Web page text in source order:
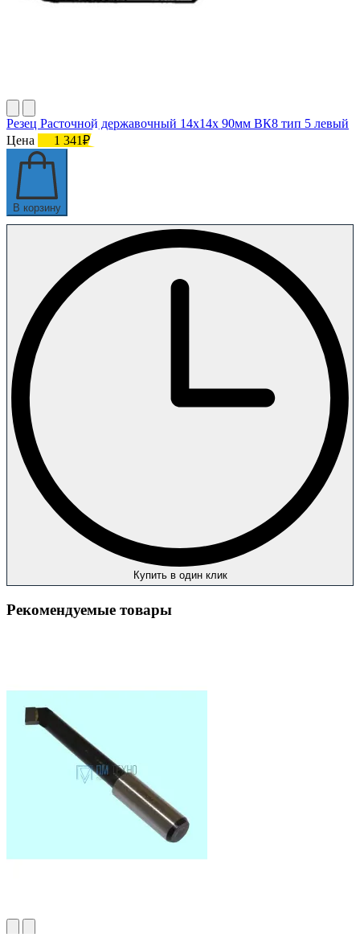
Резец Расточной державочный 14х14х 90мм ВК8 тип 5 левый
Цена
1 341₽
В корзину
Купить в один клик
Рекомендуемые товары